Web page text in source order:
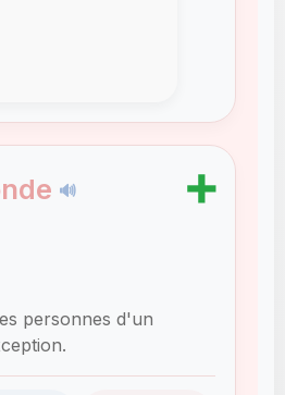
🔊 ➕
personnes d'un